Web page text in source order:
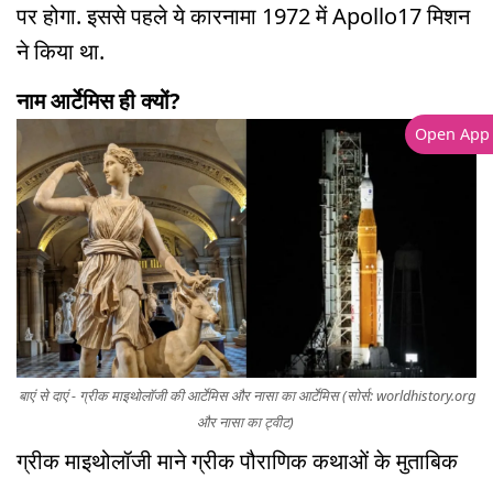
पर होगा. इससे पहले ये कारनामा 1972 में Apollo17 मिशन
ने किया था.
नाम आर्टेमिस ही क्यों?
बाएं से दाएं - ग्रीक माइथोलॉजी की आर्टेमिस और नासा का आर्टेमिस (सोर्स: worldhistory.org
और नासा का ट्वीट)
ग्रीक माइथोलॉजी माने ग्रीक पौराणिक कथाओं के मुताबिक
Open App